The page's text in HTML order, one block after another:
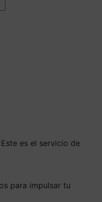
Este es el servicio de
para impulsar tu